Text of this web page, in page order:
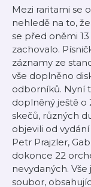
Mezi raritami se
nehledě na to,
se před oněmi
zachovalo.
záznamy ze
vše doplněno
odborníků. Nyní
doplněný ještě o
skečů, různých
objevili od
Petr Prajzler,
dokonce 22
nevydaných.
soubor,